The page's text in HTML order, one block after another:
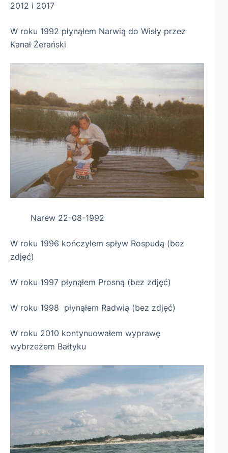
2012 i 2017
W roku 1992 płynąłem Narwią do Wisły przez
Kanał Żerański
Narew 22-08-1992
W roku 1996 kończyłem spływ Rospudą (bez
zdjęć)
W roku 1997 płynąłem Prosną (bez zdjęć)
W roku 1998 płynąłem Radwią (bez zdjęć)
W roku 2010 kontynuowałem wyprawę
wybrzeżem Bałtyku